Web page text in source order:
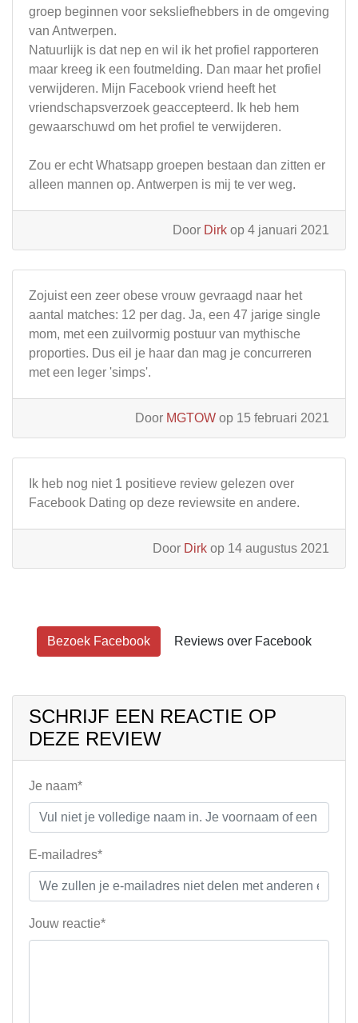
groep beginnen voor seksliefhebbers in de omgeving
van Antwerpen.
Natuurlijk is dat nep en wil ik het profiel rapporteren
maar kreeg ik een foutmelding. Dan maar het profiel
verwijderen. Mijn Facebook vriend heeft het
vriendschapsverzoek geaccepteerd. Ik heb hem
gewaarschuwd om het profiel te verwijderen.
Zou er echt Whatsapp groepen bestaan dan zitten er
alleen mannen op. Antwerpen is mij te ver weg.
Door Dirk op 4 januari 2021
Zojuist een zeer obese vrouw gevraagd naar het
aantal matches: 12 per dag. Ja, een 47 jarige single
mom, met een zuilvormig postuur van mythische
proporties. Dus eil je haar dan mag je concurreren
met een leger 'simps'.
Door MGTOW op 15 februari 2021
Ik heb nog niet 1 positieve review gelezen over
Facebook Dating op deze reviewsite en andere.
Door Dirk op 14 augustus 2021
Bezoek Facebook Reviews over Facebook
SCHRIJF EEN REACTIE OP
DEZE REVIEW
Je naam*
E-mailadres*
Jouw reactie*